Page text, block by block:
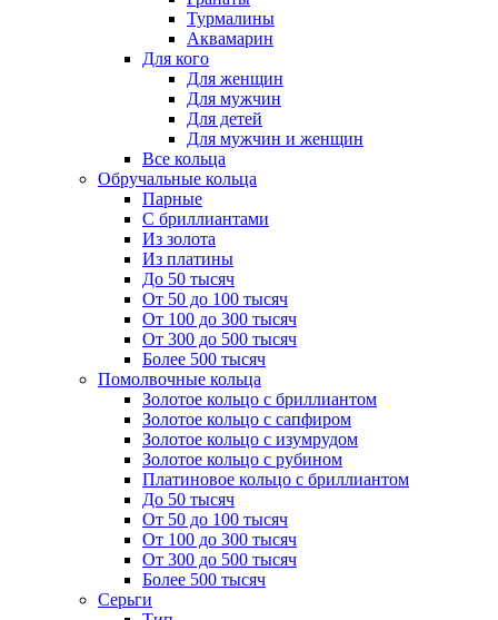
Турмалины
Аквамарин
Для кого
Для женщин
Для мужчин
Для детей
Для мужчин и женщин
Все кольца
Обручальные кольца
Парные
С бриллиантами
Из золота
Из платины
До 50 тысяч
От 50 до 100 тысяч
От 100 до 300 тысяч
От 300 до 500 тысяч
Более 500 тысяч
Помолвочные кольца
Золотое кольцо с бриллиантом
Золотое кольцо с сапфиром
Золотое кольцо с изумрудом
Золотое кольцо с рубином
Платиновое кольцо с бриллиантом
До 50 тысяч
От 50 до 100 тысяч
От 100 до 300 тысяч
От 300 до 500 тысяч
Более 500 тысяч
Серьги